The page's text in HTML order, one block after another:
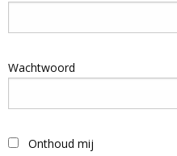
Wachtwoord
Onthoud mij